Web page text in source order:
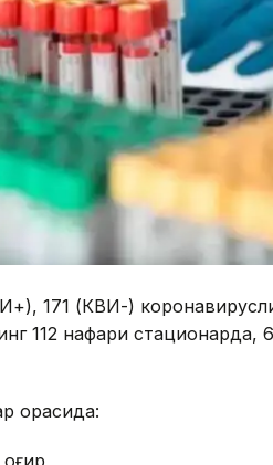
171 (КВИ-)
112 нафари
орасида: